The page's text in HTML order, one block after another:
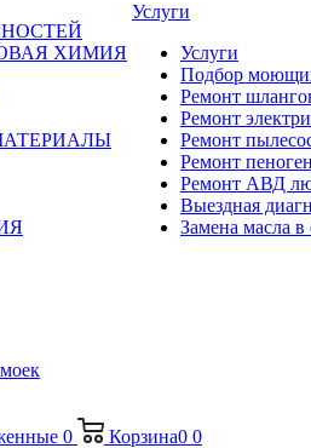
ХИМИЯ
Услуги
Услуги
Подбор
Ремонт
Ремонт
Ремонт
Ремонт
Ремонт АВД
Выездная
Замена масла
0 Корзина0 0